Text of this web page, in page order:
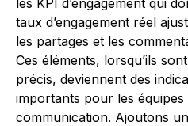
les KPI d’engagement qui
taux d’engagement réel
les partages et les
Ces éléments, lorsqu’ils
précis, deviennent des
importants pour les équipes
communication. Ajoutons